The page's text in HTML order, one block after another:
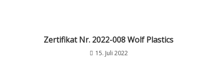
Zertifikat Nr. 2022-008 Wolf Plastics
15. Juli 2022